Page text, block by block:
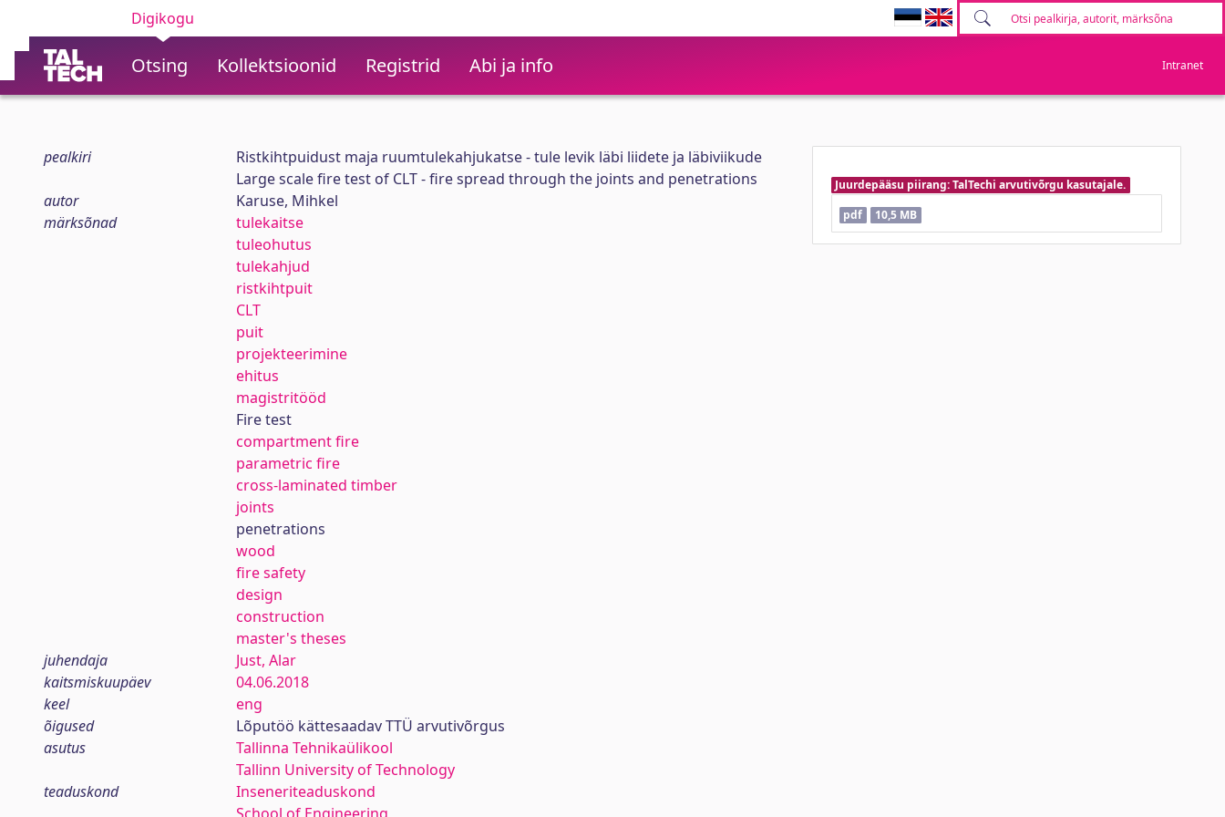
Digikogu
Otsing Kollektsioonid Registrid Abi ja info Intranet
pealkiri
Ristkihtpuidust maja ruumtulekahjukatse - tule levik läbi liidete ja läbiviikude
Large scale fire test of CLT - fire spread through the joints and penetrations
autor
Karuse, Mihkel
märksõnad
tulekaitse
tuleohutus
tulekahjud
ristkihtpuit
CLT
puit
projekteerimine
ehitus
magistritööd
Fire test
compartment fire
parametric fire
cross-laminated timber
joints
penetrations
wood
fire safety
design
construction
master's theses
juhendaja
Just, Alar
kaitsmiskuupäev
04.06.2018
keel
eng
õigused
Lõputöö kättesaadav TTÜ arvutivõrgus
asutus
Tallinna Tehnikaülikool
Tallinn University of Technology
teaduskond
Inseneriteaduskond
Juurdepääsu piirang: TalTechi arvutivõrgu kasutajale.
pdf
10,5 MB